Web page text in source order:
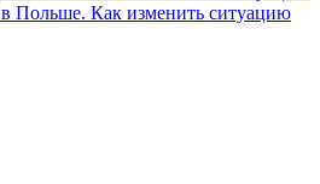
Польше. Как изменить ситуацию